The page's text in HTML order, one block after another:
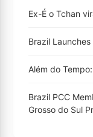
Ex-É o Tchan
Brazil
Além do
Brazil PCC
Grosso do Sul